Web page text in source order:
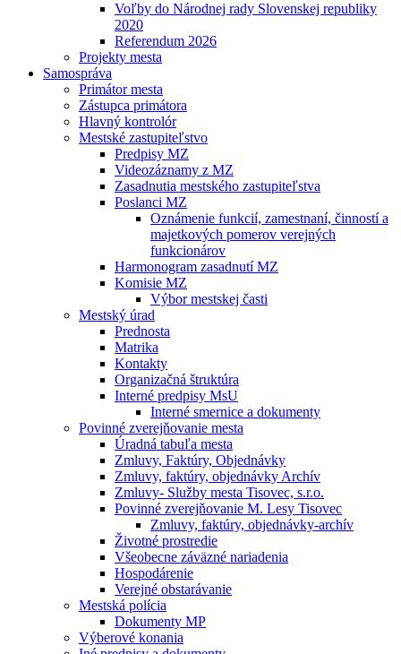
Voľby do Národnej rady Slovenskej republiky
2020
Referendum 2026
Projekty mesta
Samospráva
Primátor mesta
Zástupca primátora
Hlavný kontrolór
Mestské zastupiteľstvo
Predpisy MZ
Videozáznamy z MZ
Zasadnutia mestského zastupiteľstva
Poslanci MZ
Oznámenie funkcií, zamestnaní, činností a
majetkových pomerov verejných
funkcionárov
Harmonogram zasadnutí MZ
Komisie MZ
Výbor mestskej časti
Mestský úrad
Prednosta
Matrika
Kontakty
Organizačná štruktúra
Interné predpisy MsU
Interné smernice a dokumenty
Povinné zverejňovanie mesta
Úradná tabuľa mesta
Zmluvy, Faktúry, Objednávky
Zmluvy, faktúry, objednávky Archív
Zmluvy- Služby mesta Tisovec, s.r.o.
Povinné zverejňovanie M. Lesy Tisovec
Zmluvy, faktúry, objednávky-archív
Životné prostredie
Všeobecne záväzné nariadenia
Hospodárenie
Verejné obstarávanie
Mestská polícia
Dokumenty MP
Výberové konania